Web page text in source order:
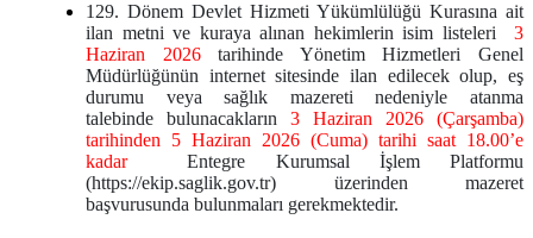
129. Dönem Devlet Hizmeti Yükümlülüğü Kurasına ait
ilan metni ve kuraya alınan hekimlerin isim listeleri
3
Haziran 2026tarihinde Yönetim Hizmetleri Genel
Müdürlüğünün internet sitesinde ilan edilecek olup, eş
durumu veya sağlık mazereti nedeniyle atanma
talebinde bulunacakların 3 Haziran 2026 (Çarşamba)
tarihinden 5 Haziran 2026 (Cuma) tarihi saat 18.00’e
kadarEntegre Kurumsal İşlem Platformu
(https://ekip.saglik.gov.tr) üzerinden mazeret
başvurusunda bulunmaları gerekmektedir.